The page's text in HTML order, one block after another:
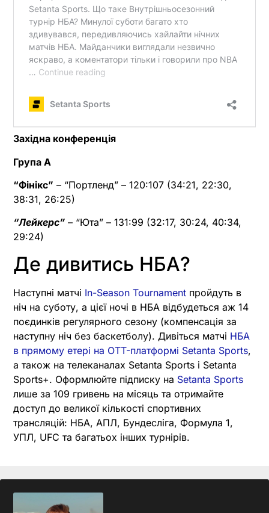
Західна конференція
Група А
“Фінікс” – “Портленд” – 120:107 (34:21, 22:30,
38:31, 26:25)
“Лейкерс” – “Юта” – 131:99 (32:17, 30:24, 40:34,
29:24)
Де дивитись НБА?
Наступні матчі In-Season Tournament пройдуть в
ніч на суботу, а цієї ночі в НБА відбудеться аж 14
поєдинків регулярного сезону (компенсація за
наступну ніч без баскетболу). Дивіться матчі НБА
в прямому етері на OTT-платформі Setanta Sports,
а також на телеканалах Setanta Sports і Setanta
Sports+. Оформлюйте підписку на Setanta Sports
лише за 109 гривень на місяць та отримайте
доступ до великої кількості спортивних
трансляцій: НБА, АПЛ, Бундесліга, Формула 1,
УПЛ, UFC та багатьох інших турнірів.